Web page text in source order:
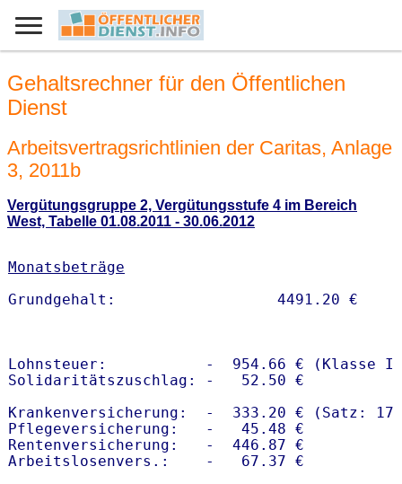
Gehaltsrechner für den Öffentlichen
Dienst
Arbeitsvertragsrichtlinien der Caritas, Anlage
3, 2011b
Vergütungsgruppe 2, Vergütungsstufe 4 im Bereich
West, Tabelle 01.08.2011 - 30.06.2012
Monatsbeträge
Lohnsteuer:           -  954.66 € (Klasse I)
Solidaritätszuschlag: -   52.50 €
Krankenversicherung:  -  333.20 € (Satz:
Pflegeversicherung:   -   45.48 €
Rentenversicherung:   -  446.87 €
Arbeitslosenvers.:    -   67.37 €